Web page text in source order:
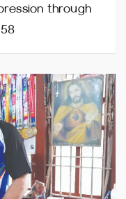
through